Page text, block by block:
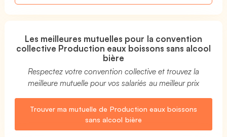
Les meilleures mutuelles pour la convention
collective Production eaux boissons sans alcool
bière
Respectez votre convention collective et trouvez la
meilleure mutuelle pour vos salariés au meilleur prix
Trouver ma mutuelle de Production eaux boissons
sans alcool bière